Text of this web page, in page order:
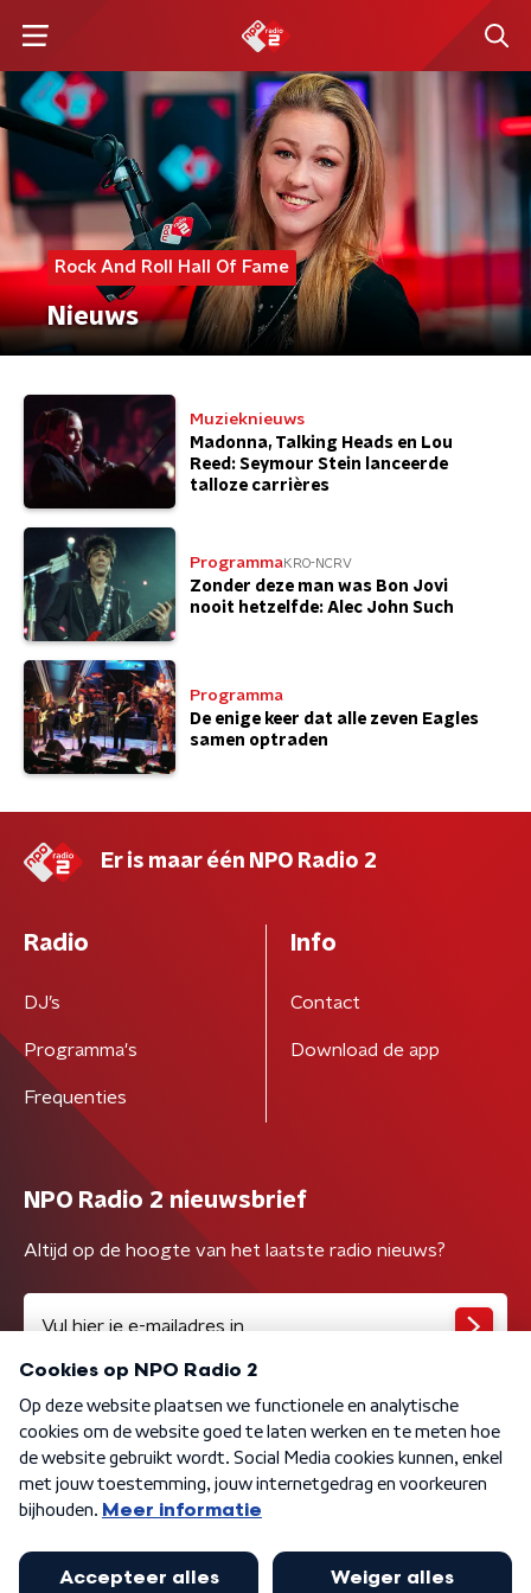
Rock And Roll Hall Of Fame
Nieuws
Muzieknieuws
Madonna, Talking Heads en Lou
Reed: Seymour Stein lanceerde
talloze carrières
ProgrammaKRO-NCRV
Zonder deze man was Bon Jovi
nooit hetzelfde: Alec John Such
Programma
De enige keer dat alle zeven Eagles
samen optraden
Er is maar één NPO Radio 2
Radio
DJ’s
Programma's
Frequenties
Info
Contact
Download de app
NPO Radio 2 nieuwsbrief
Altijd op de hoogte van het laatste radio nieuws?
Algemene voorwaarden